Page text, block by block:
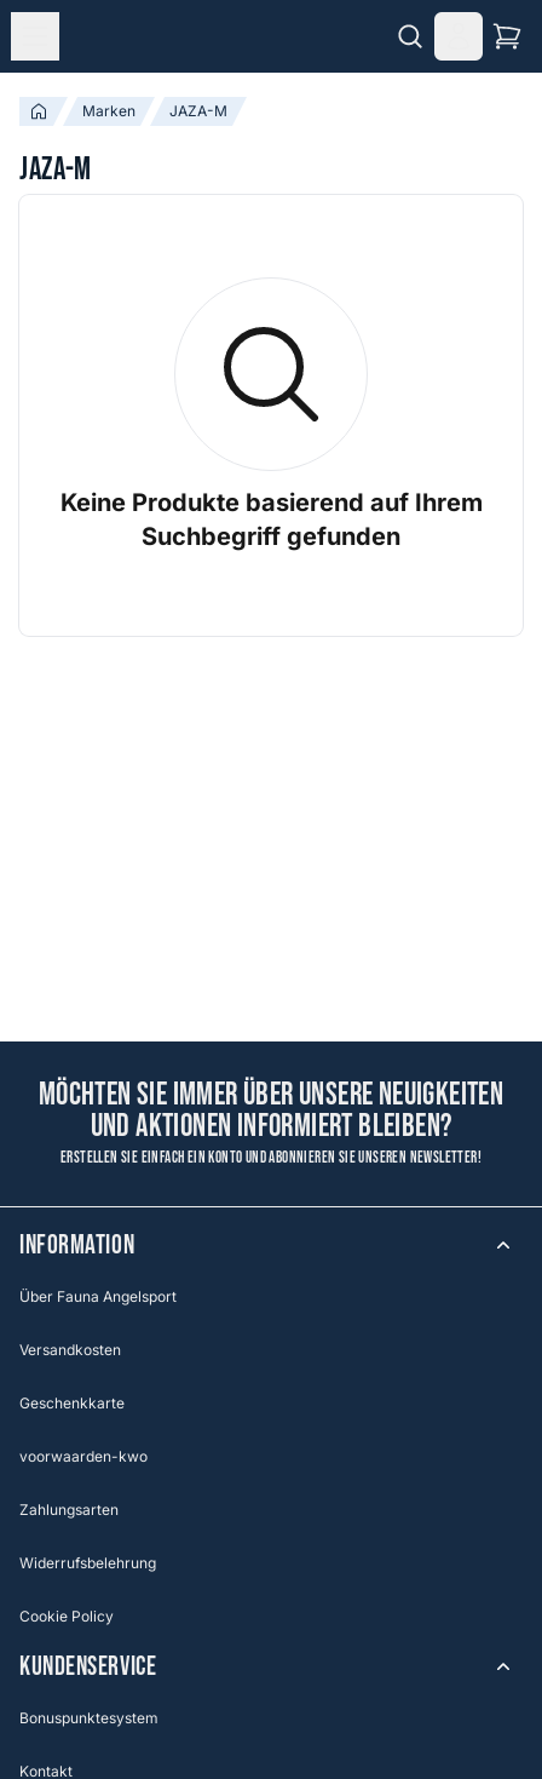
Marken JAZA-M
JAZA-M
Keine Produkte basierend auf Ihrem
Suchbegriff gefunden
Möchten Sie immer über unsere Neuigkeiten
und Aktionen informiert bleiben?
Erstellen Sie einfach ein Konto und abonnieren Sie unseren Newsletter!
Information
Über Fauna Angelsport
Versandkosten
Geschenkkarte
voorwaarden-kwo
Zahlungsarten
Widerrufsbelehrung
Cookie Policy
KUNDENSERVICE
Bonuspunktesystem
Kontakt